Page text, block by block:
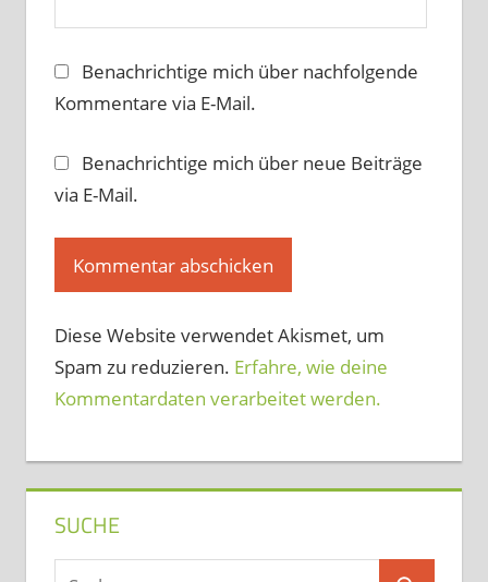
Benachrichtige mich über nachfolgende
Kommentare via E-Mail.
Benachrichtige mich über neue Beiträge
via E-Mail.
Diese Website verwendet Akismet, um
Spam zu reduzieren. Erfahre, wie deine
Kommentardaten verarbeitet werden.
SUCHE
Suchen